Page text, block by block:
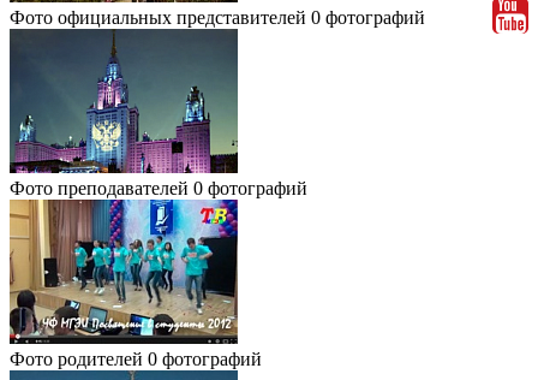
Фото официальных представителей 0 фотографий
Фото преподавателей 0 фотографий
Фото родителей 0 фотографий